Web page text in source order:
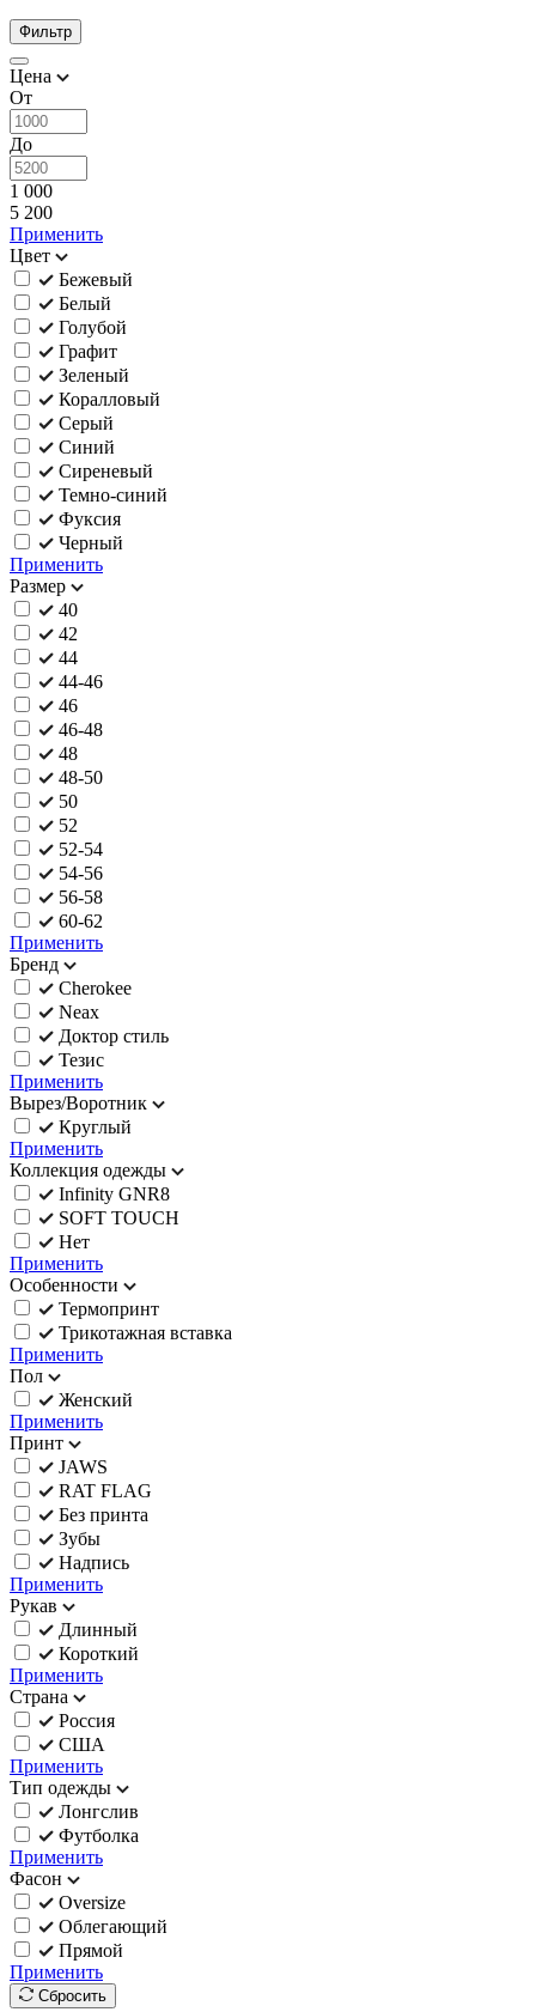
Фильтр
Цена
От
До
1 000
5 200
Применить
Цвет
Бежевый
Белый
Голубой
Графит
Зеленый
Коралловый
Серый
Синий
Сиреневый
Темно-синий
Фуксия
Черный
Применить
Размер
40
42
44
44-46
46
46-48
48
48-50
50
52
52-54
54-56
56-58
60-62
Применить
Бренд
Cherokee
Neax
Доктор стиль
Тезис
Применить
Вырез/Воротник
Круглый
Применить
Коллекция одежды
Infinity GNR8
SOFT TOUCH
Нет
Применить
Особенности
Термопринт
Трикотажная вставка
Применить
Пол
Женский
Применить
Принт
JAWS
RAT FLAG
Без принта
Зубы
Надпись
Применить
Рукав
Длинный
Короткий
Применить
Страна
Россия
США
Применить
Тип одежды
Лонгслив
Футболка
Применить
Фасон
Oversize
Облегающий
Прямой
Применить
Сбросить